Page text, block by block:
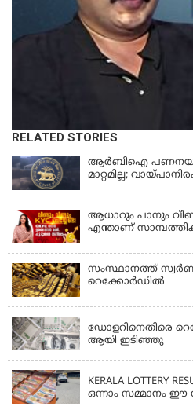
RELATED STORIES
ആർബിഐ പണനയം:
മാറ്റമില്ല;
ആധാറും പാനും
എന്താണ്
സംസ്ഥാനത്ത്
റെക്കോര്‍ഡില്‍
ഡോളറിനെതിരെ
ആയി ഇടിഞ്ഞു
KERALA
ഒന്നാം സമ്മാനം ഈ